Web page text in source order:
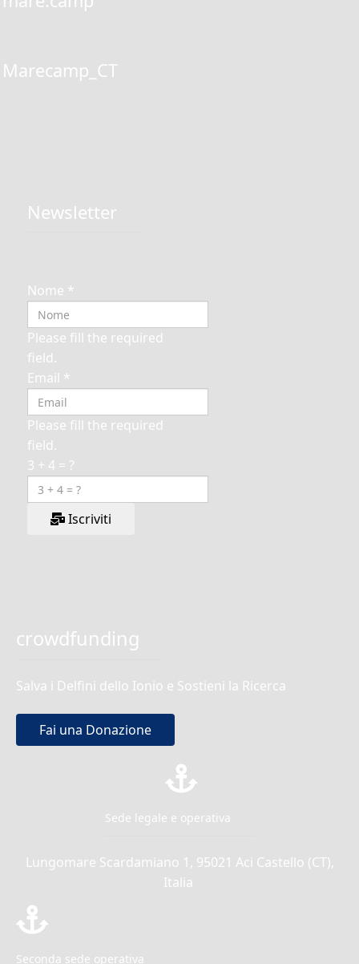
Marecamp_CT
Newsletter
Nome *
Please fill the required
field.
Email
*
Please fill the required
field.
3 + 4 = ?
Iscriviti
crowdfunding
Salva i Delfini dello Ionio e Sostieni la Ricerca
Fai una Donazione
Sede legale e operativa
Lungomare Scardamiano 1, 95021 Aci Castello (CT),
Italia
Seconda sede operativa